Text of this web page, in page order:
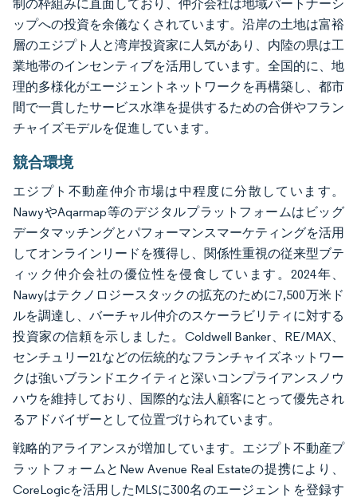
制の枠組みに直面しており、仲介会社は地域パートナーシ
ップへの投資を余儀なくされています。沿岸の土地は富裕
層のエジプト人と湾岸投資家に人気があり、内陸の県は工
業地帯のインセンティブを活用しています。全国的に、地
理的多様化がエージェントネットワークを再構築し、都市
間で一貫したサービス水準を提供するための合併やフラン
チャイズモデルを促進しています。
競合環境
エジプト不動産仲介市場は中程度に分散しています。
NawyやAqarmap等のデジタルプラットフォームはビッグ
データマッチングとパフォーマンスマーケティングを活用
してオンラインリードを獲得し、関係性重視の従来型ブテ
ィック仲介会社の優位性を侵食しています。2024年、
Nawyはテクノロジースタックの拡充のために7,500万米ド
ルを調達し、バーチャル仲介のスケーラビリティに対する
投資家の信頼を示しました。Coldwell Banker、RE/MAX、
センチュリー21などの伝統的なフランチャイズネットワー
クは強いブランドエクイティと深いコンプライアンスノウ
ハウを維持しており、国際的な法人顧客にとって優先され
るアドバイザーとして位置づけられています。
戦略的アライアンスが増加しています。エジプト不動産プ
ラットフォームとNew Avenue Real Estateの提携により、
CoreLogicを活用したMLSに300名のエージェントを登録す